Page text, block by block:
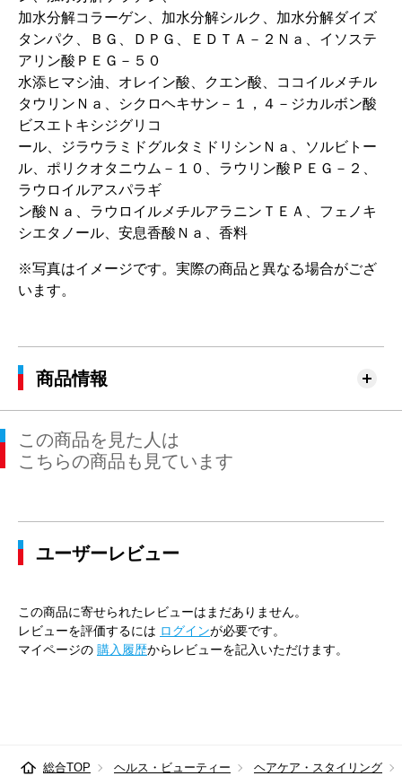
加水分解コラーゲン、加水分解シルク、加水分解ダイズ
タンパク、ＢＧ、ＤＰＧ、ＥＤＴＡ－２Ｎａ、イソステ
アリン酸ＰＥＧ－５０
水添ヒマシ油、オレイン酸、クエン酸、ココイルメチル
タウリンＮａ、シクロヘキサン－１，４－ジカルボン酸
ビスエトキシジグリコ
ール、ジラウラミドグルタミドリシンＮａ、ソルビトー
ル、ポリクオタニウム－１０、ラウリン酸ＰＥＧ－２、
ラウロイルアスパラギ
ン酸Ｎａ、ラウロイルメチルアラニンＴＥＡ、フェノキ
シエタノール、安息香酸Ｎａ、香料
※写真はイメージです。実際の商品と異なる場合がござ
います。
商品情報
この商品を見た人は
こちらの商品も見ています
ユーザーレビュー
この商品に寄せられたレビューはまだありません。
レビューを評価するには ログインが必要です。
マイページの 購入履歴からレビューを記入いただけます。
総合TOP ヘルス・ビューティー ヘアケア・スタイリング